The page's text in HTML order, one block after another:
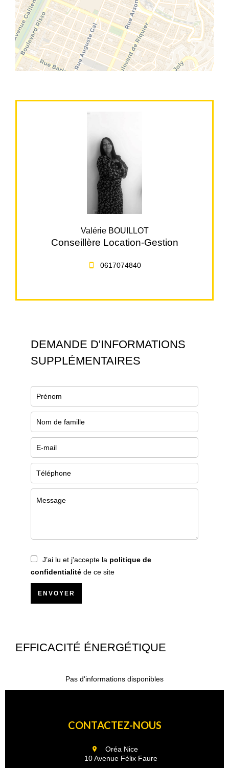
Valérie BOUILLOT
Conseillère Location-Gestion
0617074840
DEMANDE D'INFORMATIONS
SUPPLÉMENTAIRES
J’ai lu et j'accepte la politique de
confidentialité de ce site
ENVOYER
EFFICACITÉ ÉNERGÉTIQUE
Pas d'informations disponibles
CONTACTEZ-NOUS
Oréa Nice
10 Avenue Félix Faure